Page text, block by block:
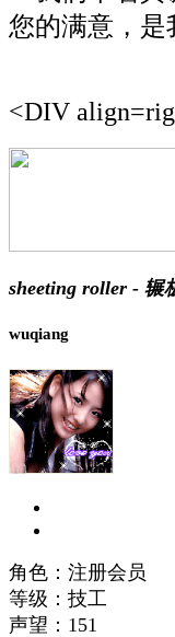
您的满意，是
<DIV
sheeting roller - 辗
wuqiang
角色：注册会员
等级：技工
声望： 151